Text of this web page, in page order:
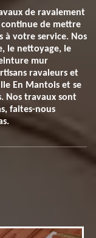
de ravalement
continue de mettre
à votre service. Nos
le nettoyage, le
mur
ravaleurs et
En Mantois et se
Nos travaux sont
faites-nous